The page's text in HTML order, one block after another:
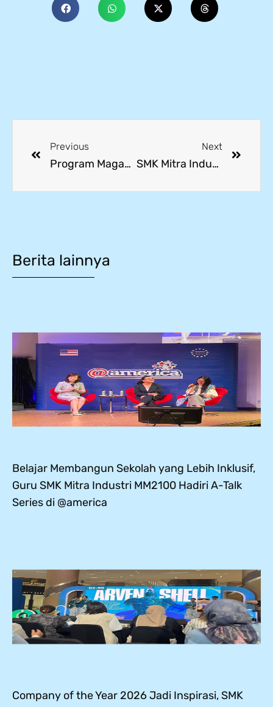
Previous
Program Magang Jepang: SMK Mitra Industri MM2100 Berangkatkan Alumni Melalui LPK Horenso Indonesia
Next
SMK Mitra Industri MM2100 Membuka Rekrutmen Guru Profesional
Berita lainnya
Belajar Membangun Sekolah yang Lebih Inklusif,
Guru SMK Mitra Industri MM2100 Hadiri A-Talk
Series di @america
Company of the Year 2026 Jadi Inspirasi, SMK